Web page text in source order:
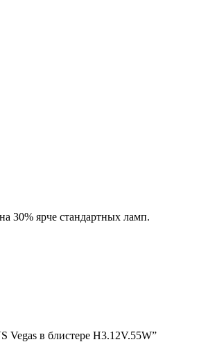
30% ярче стандартных ламп.
Vegas в блистере H3.12V.55W”